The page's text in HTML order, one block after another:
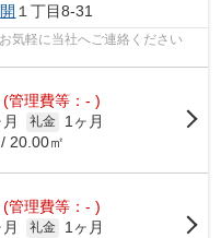
開 １丁目8-31
気軽に当社へご連絡ください
(管理費等：- )
礼金
1ヶ月
20.00㎡
(管理費等：- )
礼金
1ヶ月